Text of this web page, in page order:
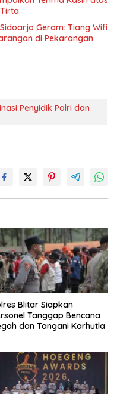
Geram: Tiang Wifi
di Pekarangan
Penyidik Polri dan
Blitar Siapkan
Tanggap Bencana
dan Tangani Karhutla